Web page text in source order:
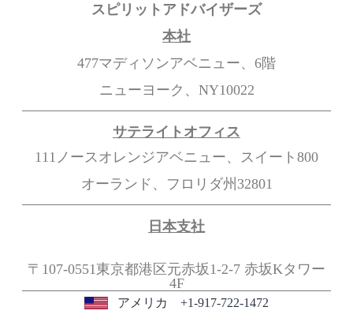
スピリットアドバイザーズ
本社
477マディソンアベニュー、6階
ニューヨーク、NY10022
サテライトオフィス
111ノースオレンジアベニュー、スイート800
オーランド、フロリダ州32801
日本支社
〒107-0551東京都港区元赤坂1-2-7 赤坂Kタワー
4F
アメリカ +1-917-722-1472